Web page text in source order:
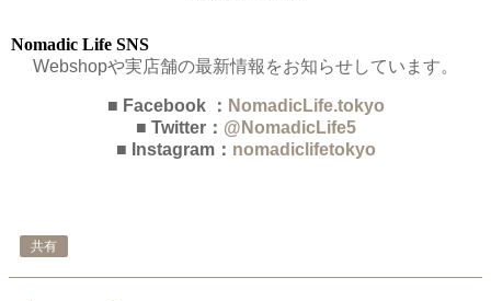
Nomadic Life SNS
Webshopや実店舗の最新情報をお知らせしています。
■ Facebook ： NomadicLife.tokyo
■ Twitter： @NomadicLife5
■ Instagram： nomadiclifetokyo
共有